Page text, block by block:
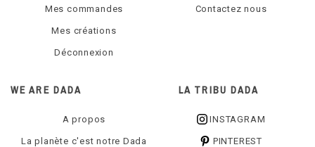
Mes commandes
Mes créations
Déconnexion
Contactez nous
WE ARE DADA
A propos
La planète c'est notre Dada
LA TRIBU DADA
INSTAGRAM
PINTEREST